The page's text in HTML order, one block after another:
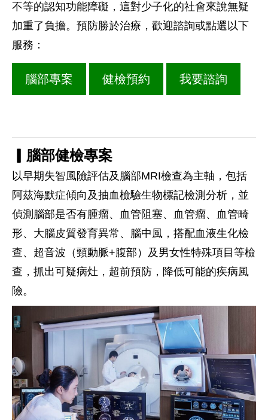
不等的認知功能障礙，這對少子化的社會來說無疑
加重了負擔。 預防勝於治療，歡迎諮詢或點選以下
服務：
腦部專案 健檢預約 我要諮詢
▎腦部健檢專案
以早期失智風險評估及腦部MRI檢查為主軸，包括
阿茲海默症傾向及抽血檢驗生物標記檢測分析，並
偵測腦部是否有腫瘤、血管阻塞、血管瘤、血管畸
形、大腦皮質發育異常、腦中風，搭配血液生化檢
查、超音波（頸動脈+腹部）及男女性特殊項目等檢
查，抓出可疑病灶，超前預防，降低可能的疾病風
險。